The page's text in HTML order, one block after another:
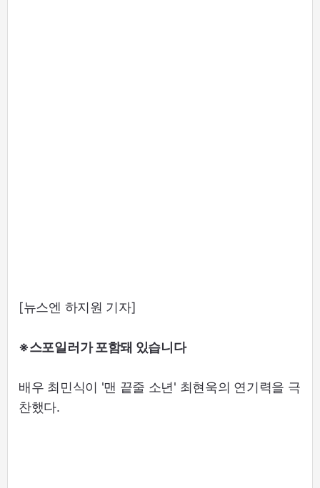
[뉴스엔 하지원 기자]
※스포일러가 포함돼 있습니다
배우 최민식이 '맨 끝줄 소년' 최현욱의 연기력을 극
찬했다.